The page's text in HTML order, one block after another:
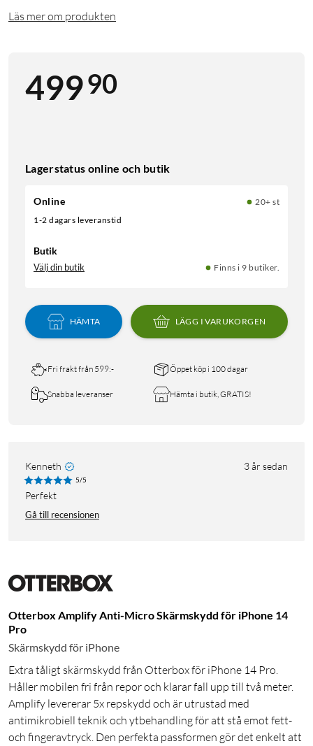
Läs mer om produkten
49990
Lagerstatus online och butik
Online
20+ st
1-2 dagars leveranstid
Butik
Välj din butik Finns i 9 butiker.
HÄMTA LÄGG I VARUKORGEN
Fri frakt från 599:- Öppet köp i 100 dagar
Snabba leveranser Hämta i butik, GRATIS!
Kenneth 3 år sedan
5/5
Perfekt
Gå till recensionen
Otterbox Amplify Anti-Micro Skärmskydd för iPhone 14
Pro
Skärmskydd för iPhone
Extra tåligt skärmskydd från Otterbox för iPhone 14 Pro.
Håller mobilen fri från repor och klarar fall upp till två meter.
Amplify levererar 5x repskydd och är utrustad med
antimikrobiell teknik och ytbehandling för att stå emot fett-
och fingeravtryck. Den perfekta passformen gör det enkelt att